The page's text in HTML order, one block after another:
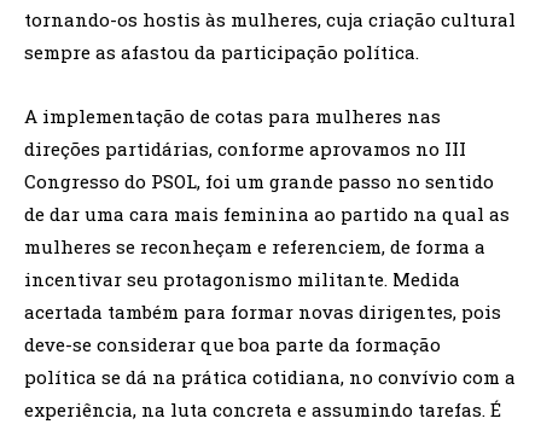
tornando-os hostis às mulheres, cuja criação cultural
sempre as afastou da participação política.
A implementação de cotas para mulheres nas
direções partidárias, conforme aprovamos no III
Congresso do PSOL, foi um grande passo no sentido
de dar uma cara mais feminina ao partido na qual as
mulheres se reconheçam e referenciem, de forma a
incentivar seu protagonismo militante. Medida
acertada também para formar novas dirigentes, pois
deve-se considerar que boa parte da formação
política se dá na prática cotidiana, no convívio com a
experiência, na luta concreta e assumindo tarefas. É